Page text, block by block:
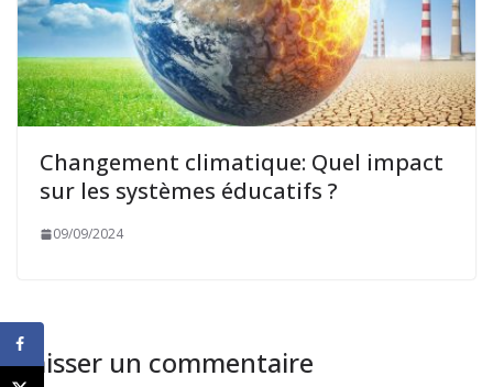
Changement climatique: Quel impact
sur les systèmes éducatifs ?
09/09/2024
Laisser un commentaire